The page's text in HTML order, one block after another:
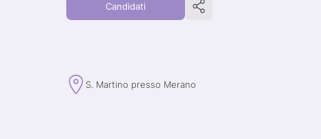
Candidati
S. Martino presso Merano